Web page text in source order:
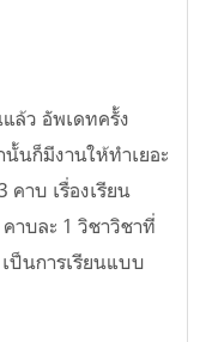
ล้ว อัพเดทครั้ง
นก็มีงานให้ทำเยอะ
คาบ เรื่องเรียน
าบละ 1 วิชาวิชาที่
เป็นการเรียนแบบ